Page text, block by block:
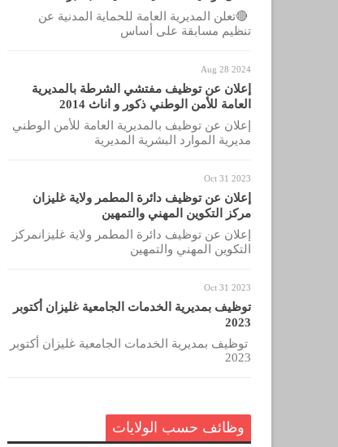
🔴تعلن المديرية العامة للحماية المدنية عن
تنظيم مسابقة على أساس
Aug 28 2024
إعلان عن توظيف مفتشي الشرطة بالمديرية
العامة للأمن الوطني ذكور و اناث 2014
إعلان عن توظيف بالمديرية العامة للأمن الوطني
مديرية الموارد البشرية المديرية
Oct 31 2023
إعلان عن توظيف دائرة المطمر ولاية غليزان
مركز التكوين المهني والتمهين
إعلان عن توظيف دائرة المطمر ولاية غليزانمركز
التكوين المهني والتمهين
Oct 31 2023
توظيف بمديرية الخدمات الجامعية غليزان أكتوبر
2023
توظيف بمديرية الخدمات الجامعية غليزان أكتوبر
2023
وظائف حسب الولايات